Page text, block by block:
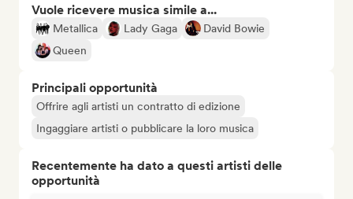
Vuole ricevere musica simile a...
Metallica Lady Gaga
David Bowie
Queen
Principali opportunità
Offrire agli artisti un contratto di edizione
Ingaggiare artisti o pubblicare la loro musica
Recentemente ha dato a questi artisti delle
opportunità